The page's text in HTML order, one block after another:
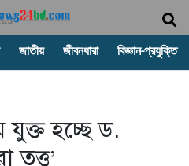
জাতীয় জীবনধারা বিজ্ঞান-প্রযুক্তি
যুক্ত হচ্ছে ড.